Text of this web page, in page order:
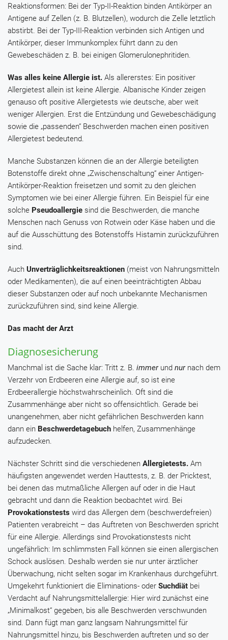
Reaktionsformen: Bei der Typ-II-Reaktion binden Antikörper an
Antigene auf Zellen (z. B. Blutzellen), wodurch die Zelle letztlich
abstirbt. Bei der Typ-III-Reaktion verbinden sich Antigen und
Antikörper, dieser Immunkomplex führt dann zu den
Gewebeschäden z. B. bei einigen Glomerulonephritiden.
Was alles keine Allergie ist. Als allererstes: Ein positiver
Allergietest allein ist keine Allergie. Albanische Kinder zeigen
genauso oft positive Allergietests wie deutsche, aber weit
weniger Allergien. Erst die Entzündung und Gewebeschädigung
sowie die „passenden“ Beschwerden machen einen positiven
Allergietest bedeutend.
Manche Substanzen können die an der Allergie beteiligten
Botenstoffe direkt ohne „Zwischenschaltung“ einer Antigen-
Antikörper-Reaktion freisetzen und somit zu den gleichen
Symptomen wie bei einer Allergie führen. Ein Beispiel für eine
solche Pseudoallergie sind die Beschwerden, die manche
Menschen nach Genuss von Rotwein oder Käse haben und die
auf die Ausschüttung des Botenstoffs Histamin zurückzuführen
sind.
Auch Unverträglichkeitsreaktionen (meist von Nahrungsmitteln
oder Medikamenten), die auf einen beeinträchtigten Abbau
dieser Substanzen oder auf noch unbekannte Mechanismen
zurückzuführen sind, sind keine Allergie.
Das macht der Arzt
Diagnosesicherung
Manchmal ist die Sache klar: Tritt z. B. immer und nur nach dem
Verzehr von Erdbeeren eine Allergie auf, so ist eine
Erdbeerallergie höchstwahrscheinlich. Oft sind die
Zusammenhänge aber nicht so offensichtlich. Gerade bei
unangenehmen, aber nicht gefährlichen Beschwerden kann
dann ein Beschwerdetagebuch helfen, Zusammenhänge
aufzudecken.
Nächster Schritt sind die verschiedenen Allergietests. Am
häufigsten angewendet werden Hauttests, z. B. der Pricktest,
bei denen das mutmaßliche Allergen auf oder in die Haut
gebracht und dann die Reaktion beobachtet wird. Bei
Provokationstests wird das Allergen dem (beschwerdefreien)
Patienten verabreicht – das Auftreten von Beschwerden spricht
für eine Allergie. Allerdings sind Provokationstests nicht
ungefährlich: Im schlimmsten Fall können sie einen allergischen
Schock auslösen. Deshalb werden sie nur unter ärztlicher
Überwachung, nicht selten sogar im Krankenhaus durchgeführt.
Umgekehrt funktioniert die Eliminations- oder Suchdiät bei
Verdacht auf Nahrungsmittelallergie: Hier wird zunächst eine
„Minimalkost“ gegeben, bis alle Beschwerden verschwunden
sind. Dann fügt man ganz langsam Nahrungsmittel für
Nahrungsmittel hinzu, bis Beschwerden auftreten und so der